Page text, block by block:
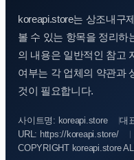
koreapi.store는 상조내구
볼 수 있는 항목을 정리하
의 내용은 일반적인 참고
여부는 각 업체의 약관과
것이 필요합니다.
사이트명: koreapi.store
대
URL: https://koreapi.store/
COPYRIGHT koreapi.store